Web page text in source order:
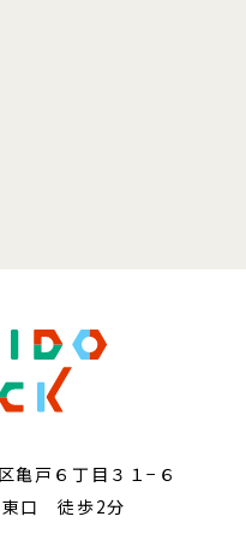
戸６丁目３１−６
東口 徒歩2分